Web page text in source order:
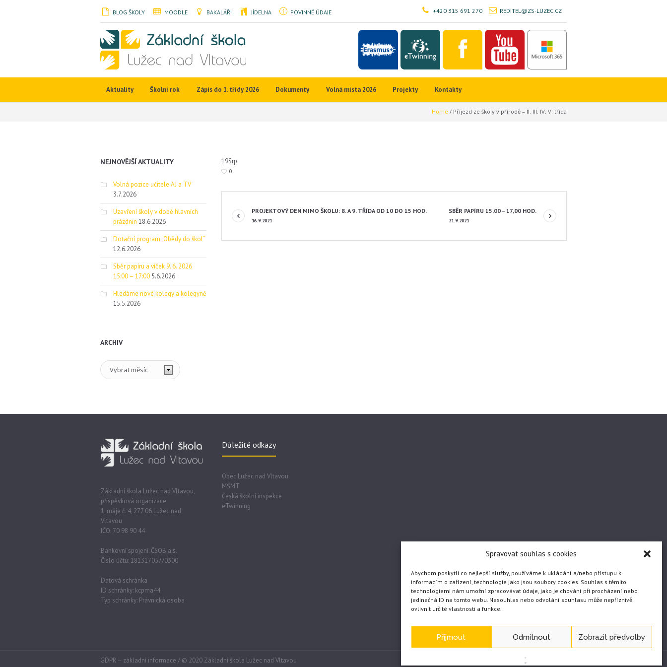
Spravovat souhlas s cookies
Abychom poskytli co nejlepší služby, používáme k ukládání a/nebo přístupu k
informacím o zařízení, technologie jako jsou soubory cookies. Souhlas s těmito
technologiemi nám umožní zpracovávat údaje, jako je chování při procházení nebo
jedinečná ID na tomto webu. Nesouhlas nebo odvolání souhlasu může nepříznivě
ovlivnit určité vlastnosti a funkce.
Přijmout Odmítnout Zobrazit předvolby
BLOG ŠKOLY MOODLE BAKALÁŘI JÍDELNA POVINNÉ ÚDAJE REDITEL@ZS-LUZEC.CZ
+420 315 691 270
Aktuality Školní rok Zápis do 1. třídy 2026 Dokumenty Volná místa 2026 Projekty Kontakty
Home / Příjezd ze školy v přírodě – II. III. IV. V. třída
19Srp
0
PROJEKTOVÝ DEN MIMO ŠKOLU: 8. A 9. TŘÍDA OD 10 DO 15 HOD.
16.9.2021
SBĚR PAPÍRU 15,00 – 17,00 HOD.
21.9.2021
NEJNOVĚJŠÍ AKTUALITY
Volná pozice učitele AJ a TV
3.7.2026
Uzavření školy v době hlavních
prázdnin 18.6.2026
Dotační program „Obědy do škol“
12.6.2026
Sběr papíru a víček 9. 6. 2026
15:00 – 17:00 5.6.2026
Hledáme nové kolegy a kolegyně
15.5.2026
ARCHIV
Archiv
Základní škola Lužec nad Vltavou,
příspěvková organizace
1. máje č. 4, 277 06 Lužec nad
Vltavou
IČO: 70 98 90 44
Bankovní spojení: ČSOB a.s.
Číslo účtu: 181317057/0300
Datová schránka
ID schránky: kcpma44
Typ schránky: Právnická osoba
Důležité odkazy
Obec Lužec nad Vltavou
MŠMT
Česká školní inspekce
eTwinning
WEB vytvořil JČ
GDPR – základní informace / © 2020 Základní škola Lužec nad Vltavou